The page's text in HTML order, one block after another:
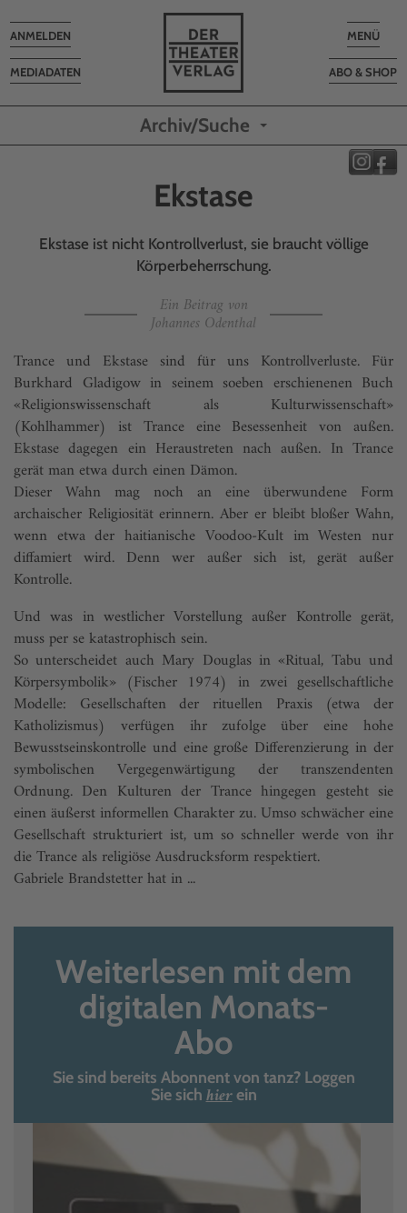
Toggle
MENÜ
ABO & SHOP
MEDIADATEN
Toggle
navigation
ANMELDEN
Archiv/Suche
Ekstase
Ekstase ist nicht Kontrollverlust, sie braucht völlige
Körperbeherrschung.
Ein Beitrag von
Johannes Odenthal
Trance und Ekstase sind für uns Kontrollverluste. Für
Burkhard Gladigow in seinem soeben erschienenen Buch
«Religionswissenschaft als Kulturwissenschaft»
(Kohlhammer) ist Trance eine Besessenheit von außen.
Ekstase dagegen ein Heraustreten nach außen. In Trance
gerät man etwa durch einen Dämon.
Dieser Wahn mag noch an eine überwundene Form
archaischer Religiosität erinnern. Aber er bleibt bloßer Wahn,
wenn etwa der haitianische Voodoo-Kult im Westen nur
diffamiert wird. Denn wer außer sich ist, gerät außer
Kontrolle.
Und was in westlicher Vorstellung außer Kontrolle gerät,
muss per se katastrophisch sein.
So unterscheidet auch Mary Douglas in «Ritual, Tabu und
Körpersymbolik» (Fischer 1974) in zwei gesellschaftliche
Modelle: Gesellschaften der rituellen Praxis (etwa der
Katholizismus) verfügen ihr zufolge über eine hohe
Bewusstseinskontrolle und eine große Differenzierung in der
symbolischen Vergegenwärtigung der transzendenten
Ordnung. Den Kulturen der Trance hingegen gesteht sie
einen äußerst informellen Charakter zu. Umso schwächer eine
Gesellschaft strukturiert ist, um so schneller werde von ihr
die Trance als religiöse Ausdrucksform respektiert.
Gabriele Brandstetter hat in ...
Weiterlesen mit dem
digitalen Monats-
Abo
Sie sind bereits Abonnent von tanz? Loggen
Sie sich hierein